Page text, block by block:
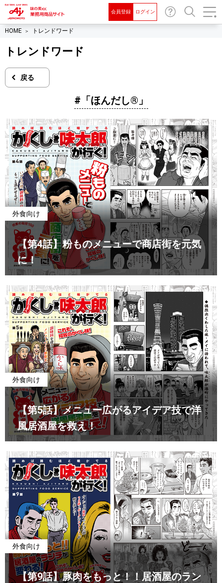
会員登録 ログイン
HOME トレンドワード
トレンドワード
戻る
#「ほんだし®」
外食向け
【第4話】粉ものメニューで商店街を元気
に！
外食向け
【第5話】メニュー広がるアイデア技で洋
風居酒屋を救え！
外食向け
【第9話】豚肉をもっと！！居酒屋のラン